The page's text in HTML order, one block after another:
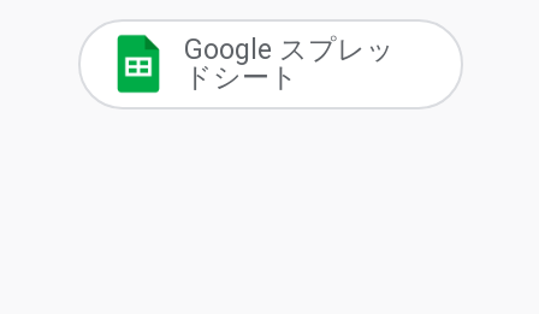
Google スプレッ
ドシート